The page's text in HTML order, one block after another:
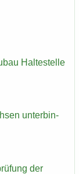
Hal­te­stel­le
un­ter­bin­
der